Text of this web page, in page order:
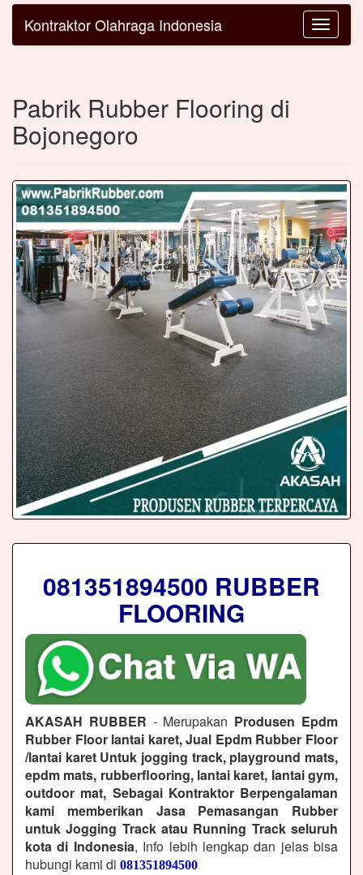
Toggle
Kontraktor Olahraga Indonesia
Pabrik Rubber Flooring di
Bojonegoro
081351894500 RUBBER
FLOORING
AKASAH RUBBER - Merupakan Produsen Epdm
Rubber Floor lantai karet, Jual Epdm Rubber Floor
/lantai karet Untuk jogging track, playground mats,
epdm mats, rubberflooring, lantai karet, lantai gym,
outdoor mat, Sebagai Kontraktor Berpengalaman
kami memberikan Jasa Pemasangan Rubber
untuk Jogging Track atau Running Track seluruh
kota di Indonesia, Info lebih lengkap dan jelas bisa
hubungi kami di 081351894500